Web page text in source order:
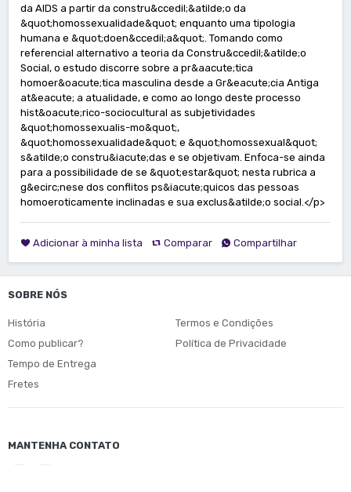
da AIDS a partir da constru&ccedil;&atilde;o da
&quot;homossexualidade&quot; enquanto uma tipologia
humana e &quot;doen&ccedil;a&quot;. Tomando como
referencial alternativo a teoria da Constru&ccedil;&atilde;o
Social, o estudo discorre sobre a pr&aacute;tica
homoer&oacute;tica masculina desde a Gr&eacute;cia Antiga
at&eacute; a atualidade, e como ao longo deste processo
hist&oacute;rico-sociocultural as subjetividades
&quot;homossexualis-mo&quot;,
&quot;homossexualidade&quot; e &quot;homossexual&quot;
s&atilde;o constru&iacute;das e se objetivam. Enfoca-se ainda
para a possibilidade de se &quot;estar&quot; nesta rubrica a
g&ecirc;nese dos conflitos ps&iacute;quicos das pessoas
homoeroticamente inclinadas e sua exclus&atilde;o social.</p>
Adicionar à minha lista Comparar Compartilhar
SOBRE NÓS
História
Como publicar?
Tempo de Entrega
Fretes
Termos e Condições
Política de Privacidade
MANTENHA CONTATO